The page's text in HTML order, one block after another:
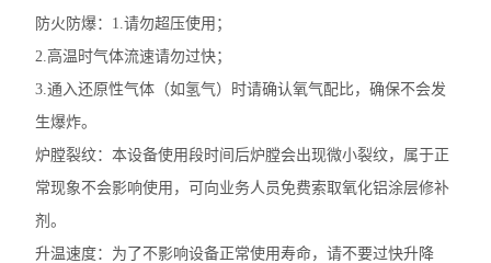
防火防爆：1.请勿超压使用；
2.高温时气体流速请勿过快；
3.通入还原性气体（如氢气）时请确认氧气配比，确保不会发
生爆炸。
炉膛裂纹：本设备使用段时间后炉膛会出现微小裂纹，属于正
常现象不会影响使用，可向业务人员免费索取氧化铝涂层修补
剂。
升温速度：为了不影响设备正常使用寿命，请不要过快升降